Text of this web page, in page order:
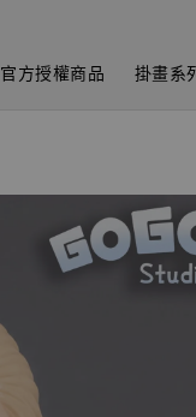
官方授權商品 掛畫系